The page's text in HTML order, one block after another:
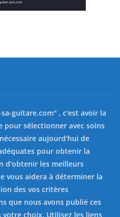
guitare.com" , c'est avoir la
pour sélectionner avec soins
aujourd'hui de
pour obtenir la
d'obtenir les meilleurs
vous aidera à déterminer la
des vos critères
que nous avons publié ces
choix. Utilisez les liens